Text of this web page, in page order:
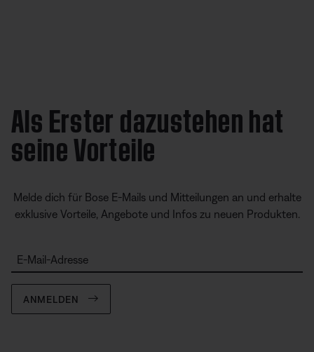
Als Erster dazustehen hat
seine Vorteile
Melde dich für Bose E-Mails und Mitteilungen an und erhalte
exklusive Vorteile, Angebote und Infos zu neuen Produkten.
E-Mail-Adresse
ANMELDEN